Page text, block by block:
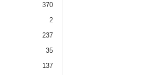
370
2
237
35
137